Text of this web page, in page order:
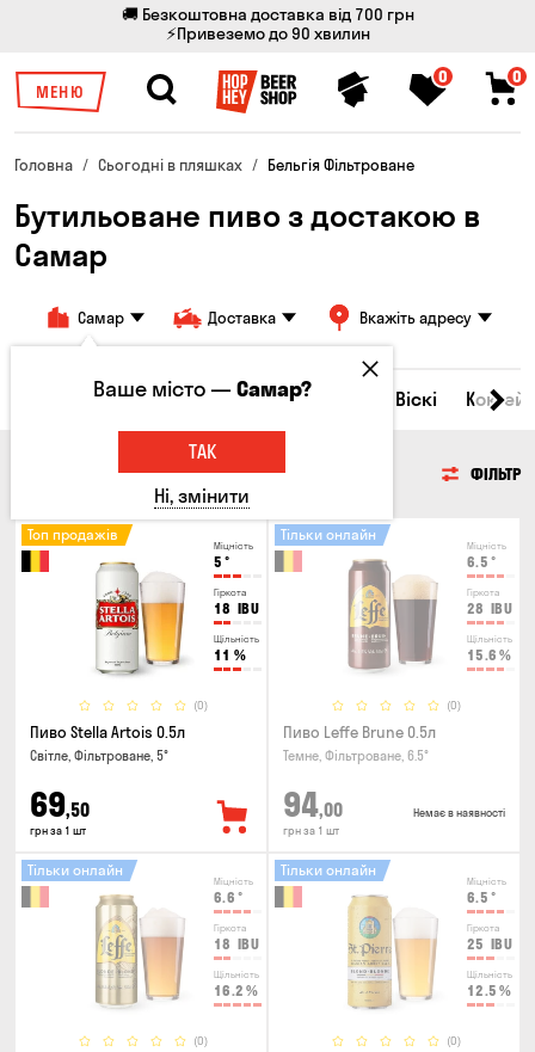
🚚 Безкоштовна доставка від 700 грн
⚡Привеземо до 90 хвилин
МЕНЮ
0 0
Головна Сьогодні в пляшках Бельгія Фільтроване
Бутильоване пиво з достакою в
Самар
Самар Доставка Вкажіть адресу
Всі товари Пиво Сидр Віскі
ФІЛЬТР
Міцність
5 °
Гіркота
18 IBU
Щільність
11 %
(0)
Топ продажів
Пиво Stella Artois 0.5л
Світле, Фільтроване, 5°
69,50
грн за 1 шт
Міцність
6.5 °
Гіркота
28 IBU
Щільність
15.6 %
(0)
Тільки онлайн
Пиво Leffe Brune 0.5л
Темне, Фільтроване, 6.5°
94,00
грн за 1 шт
Немає в наявності
Міцність
6.6 °
Гіркота
18 IBU
Щільність
16.2 %
(0)
Тільки онлайн
Міцність
6.5 °
Гіркота
25 IBU
Щільність
12.5 %
(0)
Тільки онлайн
Ваше місто —Самар?
ТАК
Ні, змінити